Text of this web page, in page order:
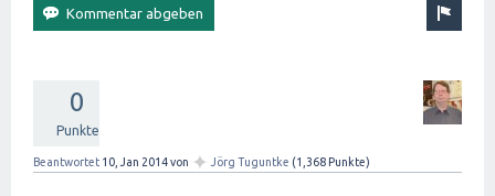
0
Punkte
Beantwortet 10, Jan 2014von ✦ Jörg Tuguntke (1,368 Punkte)